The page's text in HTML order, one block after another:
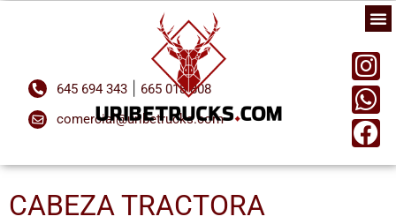
645 694 343
665 018 808
comercial@uribetrucks.com
CABEZA TRACTORA